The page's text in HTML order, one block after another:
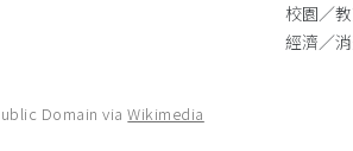
Domain viaWikimedia
校園／
經濟／